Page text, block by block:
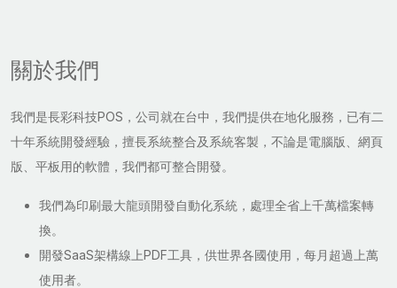
關於我們
我們是長彩科技POS，公司就在台中，我們提供在地化服務，已有二
十年系統開發經驗，擅長系統整合及系統客製，不論是電腦版、網頁
版、平板用的軟體，我們都可整合開發。
我們為印刷最大龍頭開發自動化系統，處理全省上千萬檔案轉
換。
開發SaaS架構線上PDF工具，供世界各國使用，每月超過上萬
使用者。